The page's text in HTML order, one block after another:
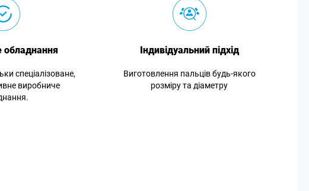
обладнання
спеціалізоване,
виробниче
Індивідуальний підхід
Виготовлення пальців будь-якого
розміру та діаметру